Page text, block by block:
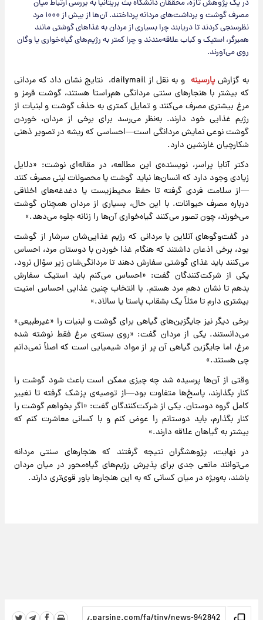
در یک پژوهش تازه، محققان دانشگاه بث بریتانیا به بررسی ارتباط میان
مصرف گوشت و برداشت‌های مردانه پرداختند. آن‌ها از بیش از ۱۰۰۰ مرد
نظرسنجی کردند تا دریابند چرا بسیاری از مردان به غذاهای گوشتی مانند
همبرگر، استیک و کباب علاقه‌مندند و چرا کمتر به رژیم‌های گیاه‌خواری یا وگان
روی می‌آورند.
به گزارشپارسینه
و به نقل از dailymail، نتایج نشان داد که مردانی
که بیشتر با هنجارهای سنتی مردانگی هم‌راستا هستند، گوشت قرمز و
مرغ بیشتری مصرف می‌کنند و تمایل کمتری به حذف گوشت و لبنیات از
رژیم غذایی خود دارند. به‌نظر می‌رسد برای برخی از مردان، خوردن
گوشت نوعی نمایش مردانگی است—احساسی که ریشه در تصویر ذهنی
شکارچیان غارنشین دارد.
دکتر آنایا پراسر، نویسنده‌ی این مطالعه، در مقاله‌ای نوشت: «دلایل
زیادی وجود دارد که انسان‌ها نباید گوشت یا محصولات لبنی مصرف کنند
—از سلامت فردی گرفته تا حفظ محیط‌زیست یا دغدغه‌های اخلاقی
درباره مصرف حیوانات. با این حال، بسیاری از مردان همچنان گوشت
می‌خورند، چون تصور می‌کنند گیاه‌خواری آن‌ها را زنانه جلوه می‌دهد.»
در گفت‌وگوهای آنلاین با مردانی که رژیم غذایی‌شان سرشار از گوشت
بود، برخی اذعان داشتند که هنگام غذا خوردن با دوستان مرد، احساس
می‌کنند باید غذای گوشتی سفارش دهند تا مردانگی‌شان زیر سؤال نرود.
یکی از شرکت‌کنندگان گفت: «احساس می‌کنم باید استیک سفارش
بدهم تا نشان دهم مرد هستم. با انتخاب چنین غذایی احساس امنیت
بیشتری دارم تا مثلاً یک بشقاب پاستا یا سالاد.»
برخی دیگر نیز جایگزین‌های گیاهی برای گوشت و لبنیات را «غیرطبیعی»
می‌دانستند. یکی از مردان گفت: «روی بسته‌ی مرغ فقط نوشته شده
مرغ، اما جایگزین گیاهی آن پر از مواد شیمیایی است که اصلاً نمی‌دانم
چی هستند.»
وقتی از آن‌ها پرسیده شد چه چیزی ممکن است باعث شود گوشت را
کنار بگذارند، پاسخ‌ها متفاوت بود—از توصیه‌ی پزشک گرفته تا تغییر
کامل گروه دوستان. یکی از شرکت‌کنندگان گفت: «اگر بخواهم گوشت را
کنار بگذارم، باید دوستانم را عوض کنم و با کسانی معاشرت کنم که
بیشتر به گیاهان علاقه دارند.»
در نهایت، پژوهشگران نتیجه گرفتند که هنجارهای سنتی مردانه
می‌توانند مانعی جدی برای پذیرش رژیم‌های گیاه‌محور در میان مردان
باشند، به‌ویژه در میان کسانی که به این هنجارها باور قوی‌تری دارند.